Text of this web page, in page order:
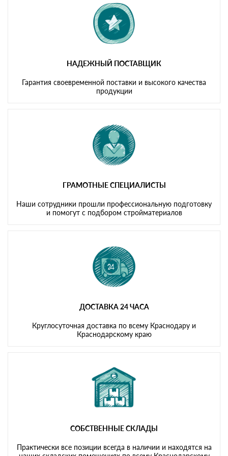
НАДЕЖНЫЙ ПОСТАВЩИК
Гарантия своевременной поставки и высокого качества
продукции
ГРАМОТНЫЕ СПЕЦИАЛИСТЫ
Наши сотрудники прошли профессиональную подготовку
и помогут с подбором стройматериалов
ДОСТАВКА 24 ЧАСА
Круглосуточная доставка по всему Краснодару и
Краснодарскому краю
СОБСТВЕННЫЕ СКЛАДЫ
Практически все позиции всегда в наличии и находятся на